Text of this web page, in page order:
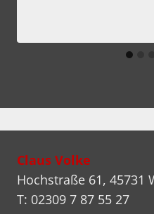
Claus Volke
Hochstraße 61, 45731
T: 02309 7 87 55 27